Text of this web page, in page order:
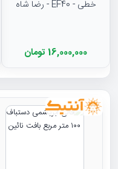
خطی - EF40 - رضا شاه
16,000,000 تومان